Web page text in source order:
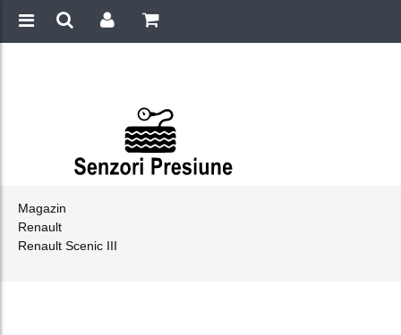
Magazin
Renault
Renault Scenic III